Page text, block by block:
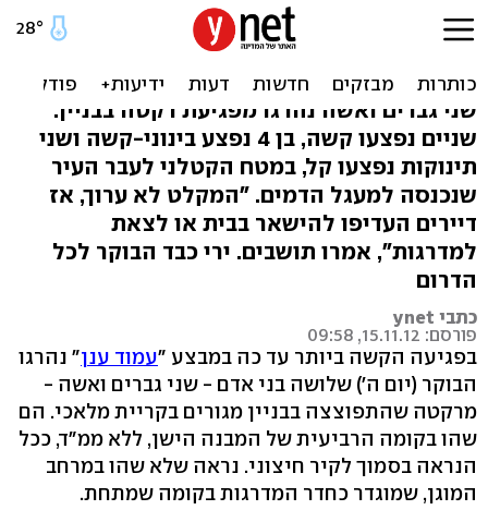
שלושת ההרוגים בקריית
מלאכי שהו ליד החלון
שני גברים ואשה נהרגו מפגיעת רקטה בבניין.
שניים נפצעו קשה, בן 4 נפצע בינוני-קשה ושני
תינוקות נפצעו קל, במטח הקטלני לעבר העיר
שנכנסה למעגל הדמים. "המקלט לא ערוך, אז
דיירים העדיפו להישאר בבית או לצאת
למדרגות", אמרו תושבים. ירי כבד הבוקר לכל
הדרום
כתבי ynet
פורסם: 15.11.12, 09:58
בפגיעה הקשה ביותר עד כה במבצע "עמוד ענן" נהרגו
הבוקר (יום ה') שלושה בני אדם - שני גברים ואשה -
מרקטה שהתפוצצה בבניין מגורים בקריית מלאכי. הם
שהו בקומה הרביעית של המבנה הישן, ללא ממ"ד, ככל
הנראה בסמוך לקיר חיצוני. נראה שלא שהו במרחב
המוגן, שמוגדר כחדר המדרגות בקומה שמתחת.